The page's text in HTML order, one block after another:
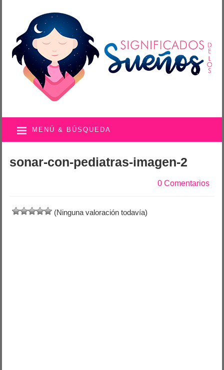
MENÚ & BÚSQUEDA
sonar-con-pediatras-imagen-2
0 Comentarios
(Ninguna valoración todavía)